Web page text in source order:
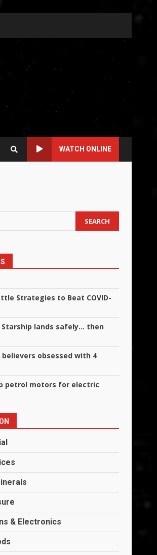
WATCH ONLINE
SEARCH
Strategies to Beat COVID-
Starship lands safely… then
believers obsessed with 4
petrol motors for electric
& Electronics